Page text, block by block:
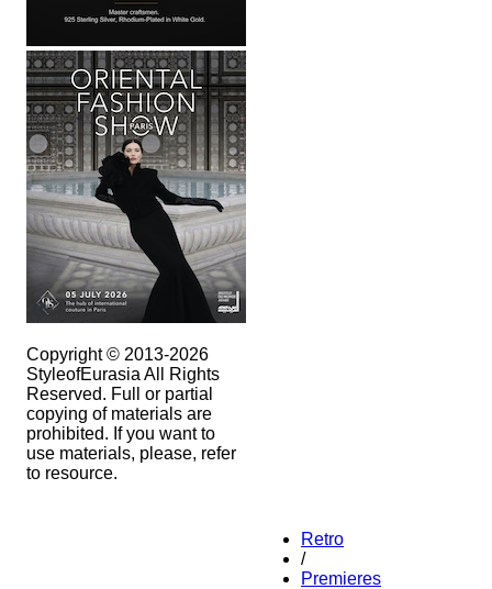
Copyright © 2013-2026
StyleofEurasia All Rights
Reserved. Full or partial
copying of materials are
prohibited. If you want to
use materials, please, refer
to resource.
Retro
/
Premieres